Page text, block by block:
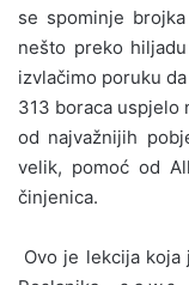
se spominje
nešto preko
izvlačimo poruku
313 boraca uspjelo
od najvažnijih
velik, pomoć od
činjenica.
Ovo je lekcija koja